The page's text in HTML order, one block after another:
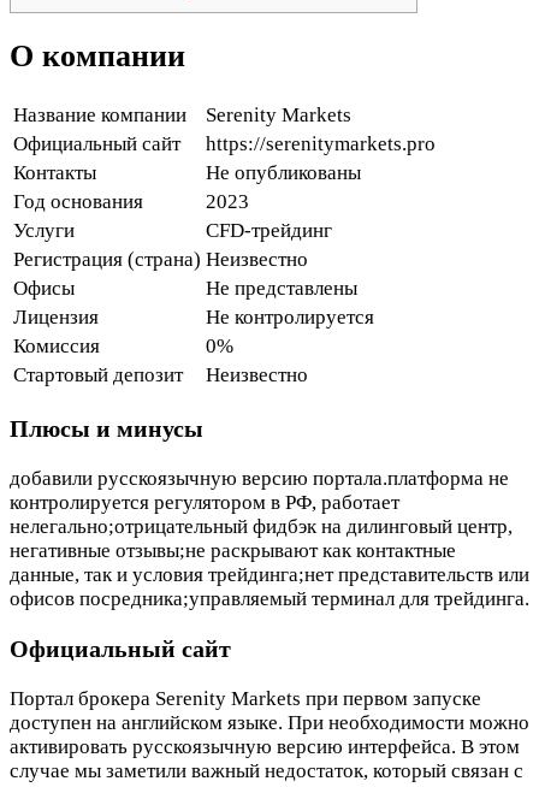
О компании
Название компании
Serenity Markets
Официальный сайт
https://serenitymarkets.pro
Контакты
Не опубликованы
Год основания
2023
Услуги
CFD-трейдинг
Регистрация (страна) Неизвестно
Офисы
Не представлены
Лицензия
Не контролируется
Комиссия
0%
Стартовый депозит
Неизвестно
Плюсы и минусы
добавили русскоязычную версию портала.платформа не
контролируется регулятором в РФ, работает
нелегально;отрицательный фидбэк на дилинговый центр,
негативные отзывы;не раскрывают как контактные
данные, так и условия трейдинга;нет представительств или
офисов посредника;управляемый терминал для трейдинга.
Официальный сайт
Портал брокера Serenity Markets при первом запуске
доступен на английском языке. При необходимости можно
активировать русскоязычную версию интерфейса. В этом
случае мы заметили важный недостаток, который связан с